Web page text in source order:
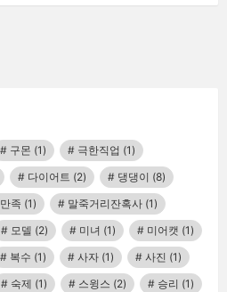
구몬 (1) 극한직업 (1)
다이어트 (2) 댕댕이 (8)
만족 (1) 말죽거리잔혹사 (1)
모델 (2) 미녀 (1) 미어캣 (1)
복수 (1) 사자 (1) 사진 (1)
숙제 (1) 스윙스 (2) 승리 (1)